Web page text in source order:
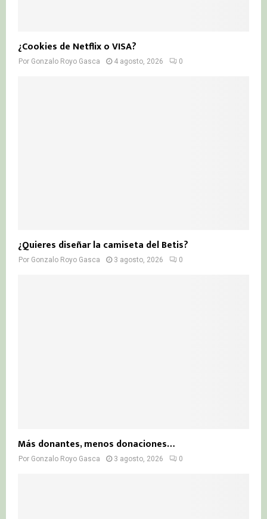
¿Cookies de Netflix o VISA?
Por Gonzalo Royo Gasca 4 agosto, 2026 0
¿Quieres diseñar la camiseta del Betis?
Por Gonzalo Royo Gasca 3 agosto, 2026 0
Más donantes, menos donaciones…
Por Gonzalo Royo Gasca 3 agosto, 2026 0